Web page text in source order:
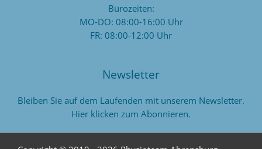
Bürozeiten:
MO-DO: 08:00-16:00 Uhr
FR: 08:00-12:00 Uhr
Newsletter
Bleiben Sie auf dem Laufenden mit unserem Newsletter.
Hier klicken zum Abonnieren.